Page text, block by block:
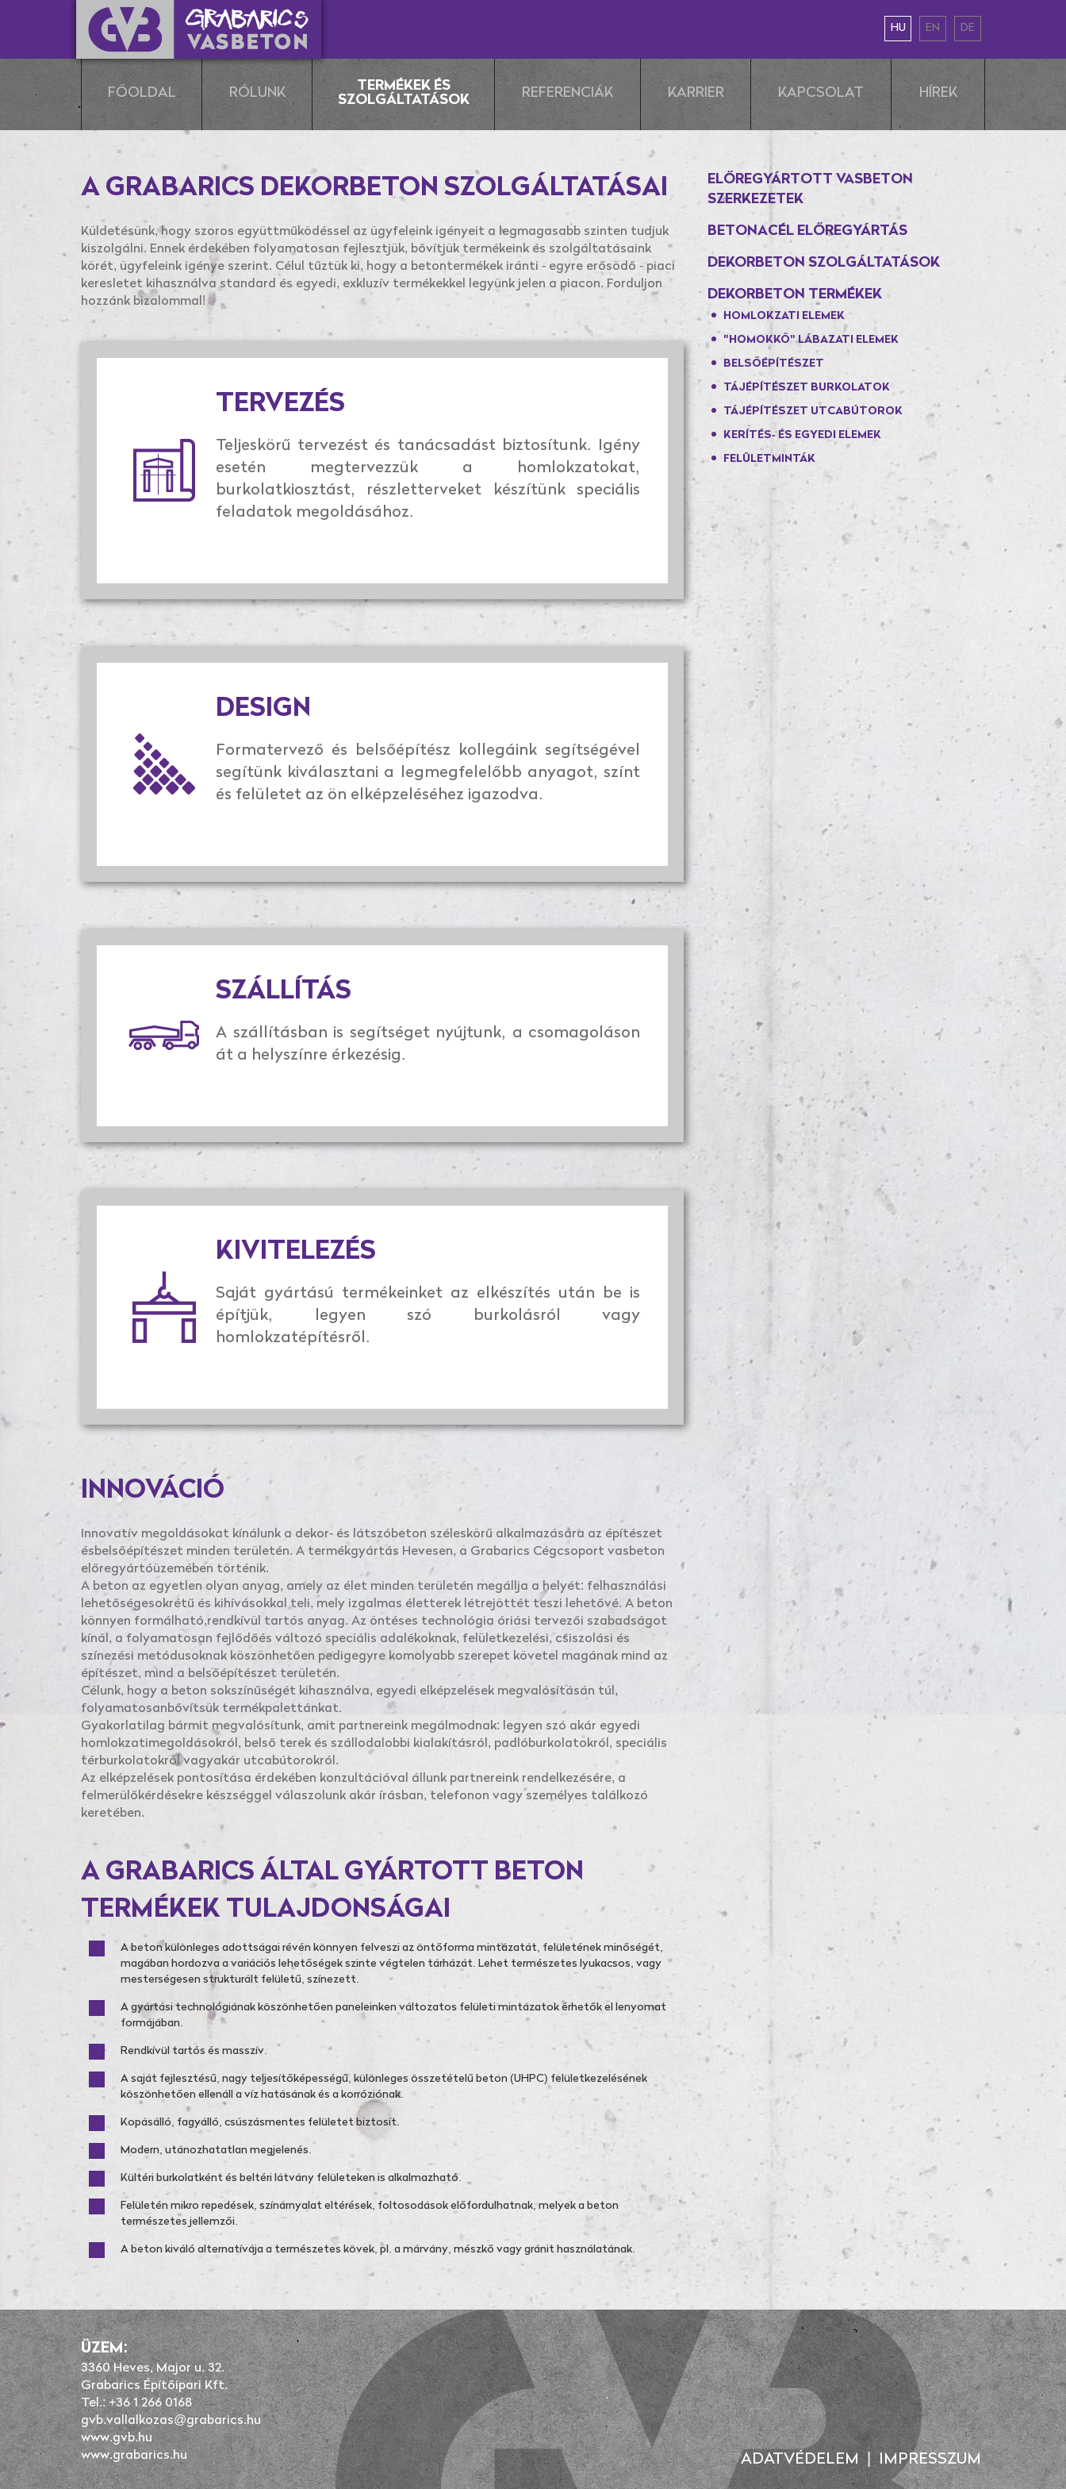
HU EN DE
FŐOLDAL RÓLUNK
TERMÉKEK ÉS
SZOLGÁLTATÁSOK
REFERENCIÁK KARRIER KAPCSOLAT HÍREK
A GRABARICS DEKORBETON SZOLGÁLTATÁSAI
Küldetésünk, hogy szoros együttműködéssel az ügyfeleink igényeit a legmagasabb szinten tudjuk
kiszolgálni. Ennek érdekében folyamatosan fejlesztjük, bővítjük termékeink és szolgáltatásaink
körét, ügyfeleink igénye szerint. Célul tűztük ki, hogy a betontermékek iránti - egyre erősödő - piaci
keresletet kihasználva standard és egyedi, exkluzív termékekkel legyünk jelen a piacon. Forduljon
hozzánk bizalommal!
TERVEZÉS
Teljeskörű tervezést és tanácsadást biztosítunk. Igény
esetén megtervezzük a homlokzatokat,
burkolatkiosztást, részletterveket készítünk speciális
feladatok megoldásához.
DESIGN
Formatervező és belsőépítész kollegáink segítségével
segítünk kiválasztani a legmegfelelőbb anyagot, színt
és felületet az ön elképzeléséhez igazodva.
SZÁLLÍTÁS
A szállításban is segítséget nyújtunk, a csomagoláson
át a helyszínre érkezésig.
KIVITELEZÉS
Saját gyártású termékeinket az elkészítés után be is
építjük, legyen szó burkolásról vagy
homlokzatépítésről.
INNOVÁCIÓ
Innovatív megoldásokat kínálunk a dekor- és látszóbeton széleskörű alkalmazására az építészet
ésbelsőépítészet minden területén. A termékgyártás Hevesen, a Grabarics Cégcsoport vasbeton
előregyártóüzemében történik.
A beton az egyetlen olyan anyag, amely az élet minden területén megállja a helyét: felhasználási
lehetőségesokrétű és kihívásokkal teli, mely izgalmas életterek létrejöttét teszi lehetővé. A beton
könnyen formálható,rendkívül tartós anyag. Az öntéses technológia óriási tervezői szabadságot
kínál, a folyamatosan fejlődőés változó speciális adalékoknak, felületkezelési, csiszolási és
színezési metódusoknak köszönhetően pedigegyre komolyabb szerepet követel magának mind az
építészet, mind a belsőépítészet területén.
Célunk, hogy a beton sokszínűségét kihasználva, egyedi elképzelések megvalósításán túl,
folyamatosanbővítsük termékpalettánkat.
Gyakorlatilag bármit megvalósítunk, amit partnereink megálmodnak: legyen szó akár egyedi
homlokzatimegoldásokról, belső terek és szállodalobbi kialakításról, padlóburkolatokról, speciális
térburkolatokról vagyakár utcabútorokról.
Az elképzelések pontosítása érdekében konzultációval állunk partnereink rendelkezésére, a
felmerülőkérdésekre készséggel válaszolunk akár írásban, telefonon vagy személyes találkozó
keretében.
A GRABARICS ÁLTAL GYÁRTOTT BETON
TERMÉKEK TULAJDONSÁGAI
A beton különleges adottságai révén könnyen felveszi az öntőforma mintázatát, felületének minőségét,
magában hordozva a variációs lehetőségek szinte végtelen tárházát. Lehet természetes lyukacsos, vagy
mesterségesen strukturált felületű, színezett.
A gyártási technológiának köszönhetően paneleinken változatos felületi mintázatok érhetők el lenyomat
formájában.
Rendkívül tartós és masszív.
A saját fejlesztésű, nagy teljesítőképességű, különleges összetételű beton (UHPC) felületkezelésének
köszönhetően ellenáll a víz hatásának és a korróziónak.
Kopásálló, fagyálló, csúszásmentes felületet biztosít.
Modern, utánozhatatlan megjelenés.
Kültéri burkolatként és beltéri látvány felületeken is alkalmazható.
Felületén mikro repedések, színárnyalat eltérések, foltosodások előfordulhatnak, melyek a beton
természetes jellemzői.
A beton kiváló alternatívája a természetes kövek, pl. a márvány, mészkő vagy gránit használatának.
ELŐREGYÁRTOTT VASBETON
SZERKEZETEK
BETONACÉL ELŐREGYÁRTÁS
DEKORBETON SZOLGÁLTATÁSOK
DEKORBETON TERMÉKEK
HOMLOKZATI ELEMEK
"HOMOKKŐ" LÁBAZATI ELEMEK
BELSŐÉPÍTÉSZET
TÁJÉPÍTÉSZET BURKOLATOK
TÁJÉPÍTÉSZET UTCABÚTOROK
KERÍTÉS- ÉS EGYEDI ELEMEK
FELÜLETMINTÁK
ÜZEM:
3360 Heves, Major u. 32.
Grabarics Építőipari Kft.
Tel.: +36 1 266 0168
gvb.vallalkozas@grabarics.hu
www.gvb.hu
www.grabarics.hu
ADATVÉDELEM | IMPRESSZUM